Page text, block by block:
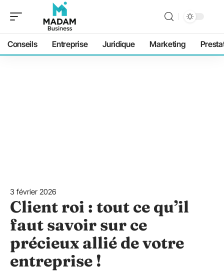
Conseils Entreprise Juridique Marketing
3 février 2026
Client roi : tout ce qu’il
faut savoir sur ce
précieux allié de votre
entreprise !